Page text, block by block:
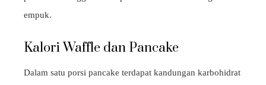
empuk.
Kalori Waffle dan Pancake
Dalam satu porsi pancake terdapat kandungan karbohidrat